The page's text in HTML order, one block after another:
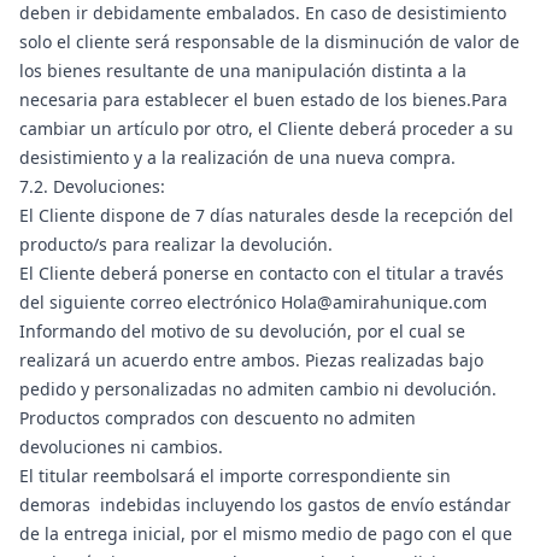
deben ir debidamente embalados. En caso de desistimiento
solo el cliente será responsable de la disminución de valor de
los bienes resultante de una manipulación distinta a la
necesaria para establecer el buen estado de los bienes.Para
cambiar un artículo por otro, el Cliente deberá proceder a su
desistimiento y a la realización de una nueva compra.
7.2. Devoluciones:
El Cliente dispone de 7 días naturales desde la recepción del
producto/s para realizar la devolución.
El Cliente deberá ponerse en contacto con el titular a través
del siguiente correo electrónico Hola@amirahunique.com
Informando del motivo de su devolución, por el cual se
realizará un acuerdo entre ambos. Piezas realizadas bajo
pedido y personalizadas no admiten cambio ni devolución.
Productos comprados con descuento no admiten
devoluciones ni cambios.
El titular reembolsará el importe correspondiente sin
demoras indebidas incluyendo los gastos de envío estándar
de la entrega inicial, por el mismo medio de pago con el que